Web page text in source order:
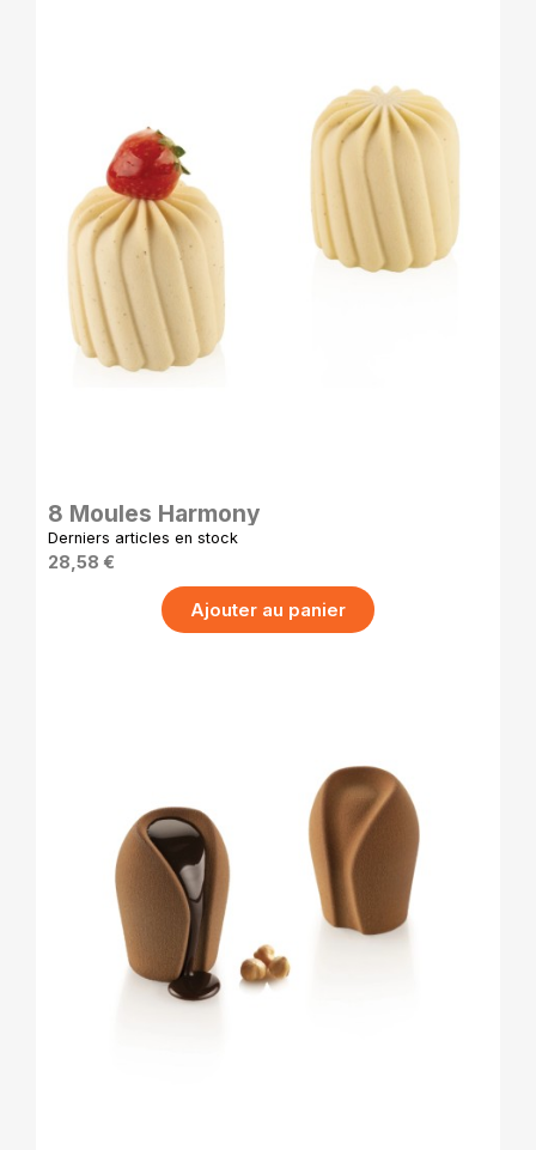
8 Moules Harmony
Derniers articles en stock
28,58 €
Ajouter au panier